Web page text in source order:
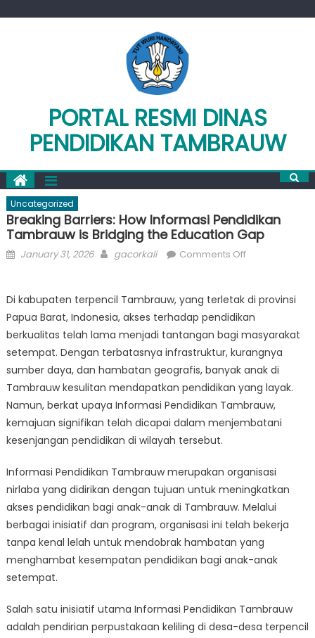
PORTAL RESMI DINAS
PENDIDIKAN TAMBRAUW
Uncategorized
Breaking Barriers: How Informasi Pendidikan
Tambrauw is Bridging the Education Gap
Posted
January 31, 2026 Author
gacorkali Comments Offon
How
Informasi
Pendidikan
Tambrauw
is
Bridging
the
Education
Gap
Di kabupaten terpencil Tambrauw, yang terletak di provinsi
Papua Barat, Indonesia, akses terhadap pendidikan
berkualitas telah lama menjadi tantangan bagi masyarakat
setempat. Dengan terbatasnya infrastruktur, kurangnya
sumber daya, dan hambatan geografis, banyak anak di
Tambrauw kesulitan mendapatkan pendidikan yang layak.
Namun, berkat upaya Informasi Pendidikan Tambrauw,
kemajuan signifikan telah dicapai dalam menjembatani
kesenjangan pendidikan di wilayah tersebut.
Informasi Pendidikan Tambrauw merupakan organisasi
nirlaba yang didirikan dengan tujuan untuk meningkatkan
akses pendidikan bagi anak-anak di Tambrauw. Melalui
berbagai inisiatif dan program, organisasi ini telah bekerja
tanpa kenal lelah untuk mendobrak hambatan yang
menghambat kesempatan pendidikan bagi anak-anak
setempat.
Salah satu inisiatif utama Informasi Pendidikan Tambrauw
adalah pendirian perpustakaan keliling di desa-desa terpencil